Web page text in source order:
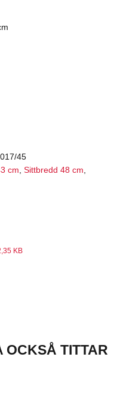
45
cm Sittbredd 48 cm
KB
OCKSÅ TITTAR